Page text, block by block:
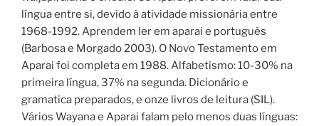
língua entre si, devido à atividade missionária entre
1968-1992. Aprendem ler em aparai e português
(Barbosa e Morgado 2003). O Novo Testamento em
Aparai foi completa em 1988. Alfabetismo: 10-30% na
primeira língua, 37% na segunda. Dicionário e
gramatica preparados, e onze livros de leitura (SIL).
Vários Wayana e Aparai falam pelo menos duas línguas: